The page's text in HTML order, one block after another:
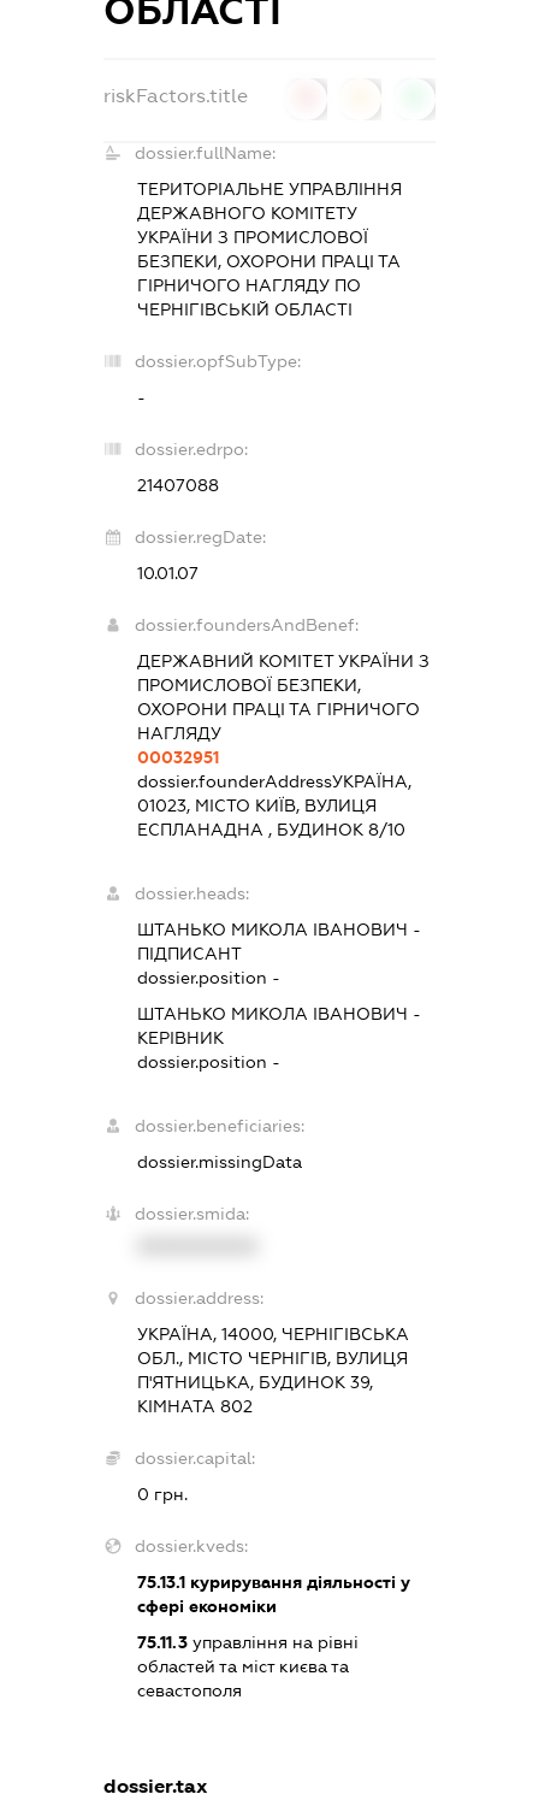
ОБЛАСТІ
riskFactors.title
dossier.fullName:
ТЕРИТОРІАЛЬНЕ УПРАВЛІННЯ
ДЕРЖАВНОГО КОМІТЕТУ
УКРАЇНИ З ПРОМИСЛОВОЇ
БЕЗПЕКИ, ОХОРОНИ ПРАЦІ ТА
ГІРНИЧОГО НАГЛЯДУ ПО
ЧЕРНІГІВСЬКІЙ ОБЛАСТІ
dossier.opfSubType:
-
dossier.edrpo:
21407088
dossier.regDate:
10.01.07
dossier.foundersAndBenef:
ДЕРЖАВНИЙ КОМІТЕТ УКРАЇНИ З
ПРОМИСЛОВОЇ БЕЗПЕКИ,
ОХОРОНИ ПРАЦІ ТА ГІРНИЧОГО
НАГЛЯДУ
00032951
dossier.founderAddressУКРАЇНА,
01023, МІСТО КИЇВ, ВУЛИЦЯ
ЕСПЛАНАДНА , БУДИНОК 8/10
dossier.heads:
ШТАНЬКО МИКОЛА ІВАНОВИЧ -
ПІДПИСАНТ
dossier.position -
ШТАНЬКО МИКОЛА ІВАНОВИЧ -
КЕРІВНИК
dossier.position -
dossier.beneficiaries:
dossier.missingData
dossier.smida:
dossier.address:
УКРАЇНА, 14000, ЧЕРНІГІВСЬКА
ОБЛ., МІСТО ЧЕРНІГІВ, ВУЛИЦЯ
П'ЯТНИЦЬКА, БУДИНОК 39,
КІМНАТА 802
dossier.capital:
0 грн.
dossier.kveds:
75.13.1 курирування діяльності у
сфері економіки
75.11.3 управління на рівні
областей та міст києва та
севастополя
dossier.tax